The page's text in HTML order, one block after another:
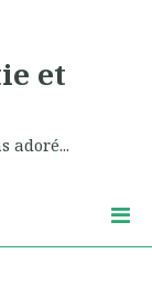
et
adoré...